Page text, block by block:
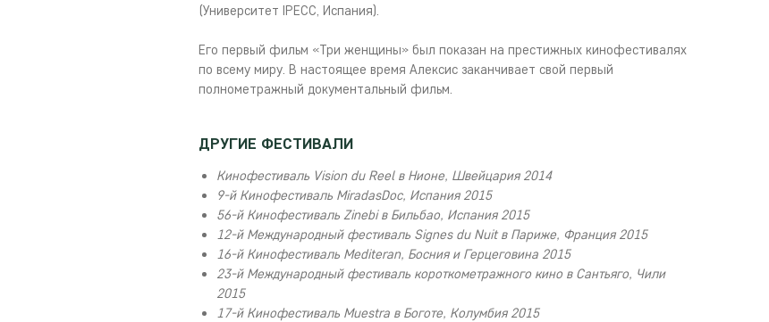
(Университет IPECC, Испания).
Его первый фильм «Три женщины» был показан на престижных кинофестивалях
по всему миру. В настоящее время Алексис заканчивает свой первый
полнометражный документальный фильм.
ДРУГИЕ ФЕСТИВАЛИ
Кинофестиваль Vision du Reel в Нионе, Швейцария 2014
9-й Кинофестиваль MiradasDoc, Испания 2015
56-й Кинофестиваль Zinebi в Бильбао, Испания 2015
12-й Международный фестиваль Signes du Nuit в Париже, Франция 2015
16-й Кинофестиваль Mediteran, Босния и Герцеговина 2015
23-й Международный фестиваль короткометражного кино в Сантьяго, Чили
2015
17-й Кинофестиваль Muestra в Боготе, Колумбия 2015